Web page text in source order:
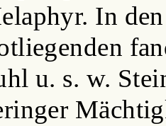
In
u. s. w.